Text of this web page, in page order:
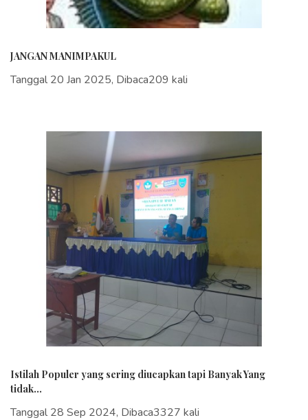
JANGAN MANIMPAKUL
Tanggal 20 Jan 2025, Dibaca209 kali
Istilah Populer yang sering diucapkan tapi Banyak Yang
tidak...
Tanggal 28 Sep 2024, Dibaca3327 kali